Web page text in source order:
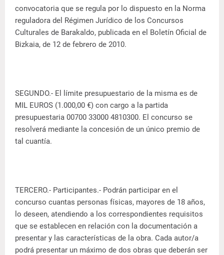
convocatoria que se regula por lo dispuesto en la Norma
reguladora del Régimen Jurídico de los Concursos
Culturales de Barakaldo, publicada en el Boletín Oficial de
Bizkaia, de 12 de febrero de 2010.
SEGUNDO.- El límite presupuestario de la misma es de
MIL EUROS (1.000,00 €) con cargo a la partida
presupuestaria 00700 33000 4810300. El concurso se
resolverá mediante la concesión de un único premio de
tal cuantía.
TERCERO.- Participantes.- Podrán participar en el
concurso cuantas personas físicas, mayores de 18 años,
lo deseen, atendiendo a los correspondientes requisitos
que se establecen en relación con la documentación a
presentar y las características de la obra. Cada autor/a
podrá presentar un máximo de dos obras que deberán ser